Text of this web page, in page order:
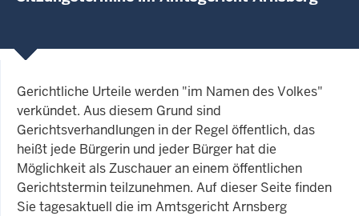
Gerichtliche Urteile werden "im Namen des Volkes"
verkündet. Aus diesem Grund sind
Gerichtsverhandlungen in der Regel öffentlich, das
heißt jede Bürgerin und jeder Bürger hat die
Möglichkeit als Zuschauer an einem öffentlichen
Gerichtstermin teilzunehmen. Auf dieser Seite finden
Sie tagesaktuell die im Amtsgericht Arnsberg